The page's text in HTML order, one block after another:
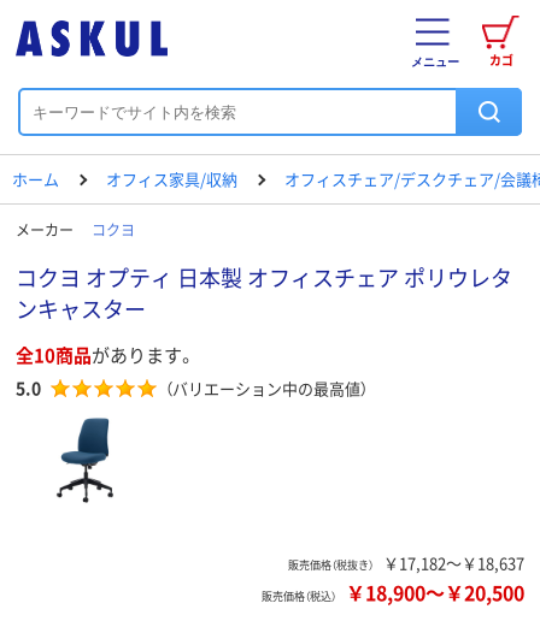
カゴ
メニュー
ホーム オフィス家具/収納 オフィスチェア/デスクチェア/会議
メーカー コクヨ
コクヨ オプティ 日本製 オフィスチェア ポリウレタ
ンキャスター
全10商品があります。
5.0 （バリエーション中の最高値）
販売価格（税抜き） ￥17,182～￥18,637
販売価格（税込） ￥18,900～￥20,500